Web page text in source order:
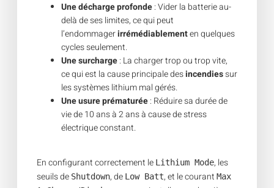
Une décharge profonde: Vider la batterie au-
delà de ses limites, ce qui peut
l’endommagerirrémédiablementen quelques
cycles seulement.
Une surcharge: La charger trop ou trop vite,
ce qui est la cause principale desincendiessur
les systèmes lithium mal gérés.
Une usure prématurée: Réduire sa durée de
vie de 10 ans à 2 ans à cause de stress
électrique constant.
En configurant correctement le Lithium Mode, les
seuils de Shutdown, de Low Batt, et le courant Max